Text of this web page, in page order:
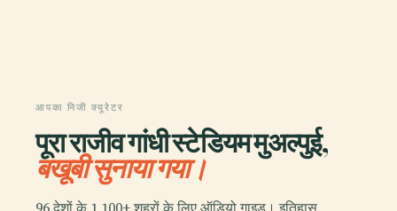
आपका निजी क्यूरेटर
पूरा राजीव गांधी स्टेडियम मुअल्पुई,
बखूबी सुनाया गया।
96 देशों के 1,100+ शहरों के लिए ऑडियो गाइड। इतिहास,